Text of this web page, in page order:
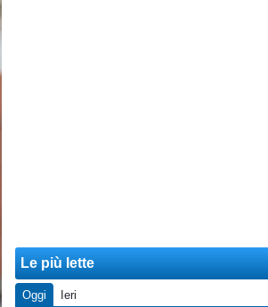
Le più lette
Oggi
Ieri